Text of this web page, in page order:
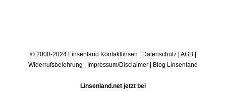
© 2000-2024 Linsenland Kontaktlinsen | Datenschutz| AGB|
Widerrufsbelehrung | Impressum/Disclaimer | Blog Linsenland
Linsenland.net jetzt bei